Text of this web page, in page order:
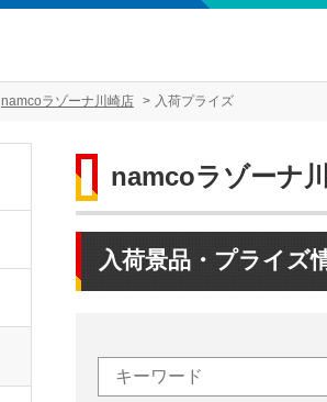
namcoラゾーナ川崎店 入荷プライズ
namcoラゾーナ
入荷景品・プライズ